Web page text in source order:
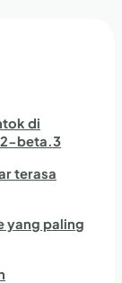
di
beta.3
terasa
yang paling